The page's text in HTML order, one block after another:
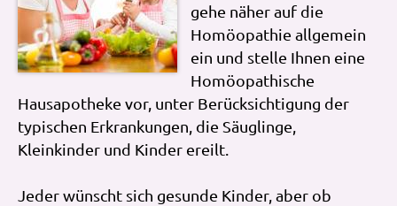
gehe näher auf die
Homöopathie allgemein
ein und stelle Ihnen eine
Homöopathische
Hausapotheke vor, unter Berücksichtigung der
typischen Erkrankungen, die Säuglinge,
Kleinkinder und Kinder ereilt.
Jeder wünscht sich gesunde Kinder, aber ob